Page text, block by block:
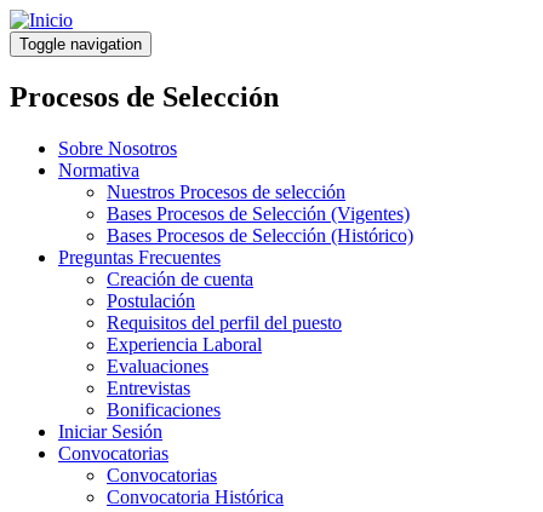
Pasar
al
contenido
principal
Toggle navigation
Procesos de Selección
Sobre Nosotros
Normativa
Nuestros Procesos de selección
Bases Procesos de Selección (Vigentes)
Bases Procesos de Selección (Histórico)
Preguntas Frecuentes
Creación de cuenta
Postulación
Requisitos del perfil del puesto
Experiencia Laboral
Evaluaciones
Entrevistas
Bonificaciones
Iniciar Sesión
Convocatorias
Convocatorias
Convocatoria Histórica